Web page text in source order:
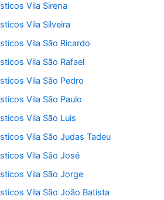
Vila Sirena
Vila Silveira
Vila São Ricardo
Vila São Rafael
Vila São Pedro
Vila São Paulo
Vila São Luis
Vila São Judas Tadeu
Vila São José
Vila São Jorge
Vila São João Batista